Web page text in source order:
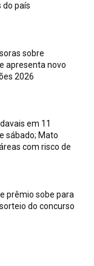
do país
sobre
apresenta novo
2026
em 11
sábado; Mato
com risco de
prêmio sobe para
do concurso